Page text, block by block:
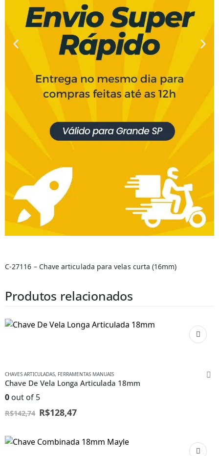
C-27116 – Chave articulada para velas curta (16mm)
Produtos relacionados
CHAVES ARTICULADAS, FERRAMENTAS MANUAIS
Chave De Vela Longa Articulada 18mm
0 out of 5
R$142,74 R$128,47